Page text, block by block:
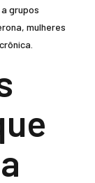
grupos
mulheres